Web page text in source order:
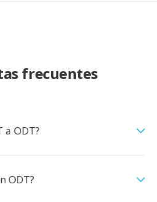
frecuentes
a ODT?
ODT?